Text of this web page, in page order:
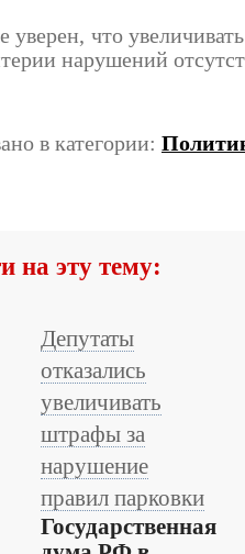
уверен, что
нарушений
в категории:
на эту тему:
Депутаты
отказались
увеличивать
штрафы за
нарушение
правил парковки
Государственная